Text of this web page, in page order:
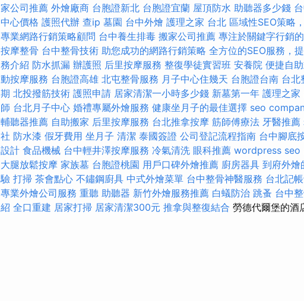
家公司推薦 外燴廠商 台胞證新北 台胞證宜蘭 屋頂防水 助聽器多少錢
中心價格 護照代辦 查ip 墓園 台中外燴 護理之家 台北 區域性SEO策略
專業網路行銷策略顧問 台中養生排毒 搬家公司推薦 專注於關鍵字行銷
按摩整骨 台中整骨技術 助您成功的網路行銷策略 全方位的SEO服務，
務介紹 防水抓漏 辦護照 后里按摩服務 整復學徒實習班 安養院 便捷自
動按摩服務 台胞證高雄 北屯整骨服務 月子中心住幾天 台胞證台南 台北
期 北投撥筋技術 護照申請 居家清潔一小時多少錢 新墓第一年 護理之家
師 台北月子中心 婚禮專屬外燴服務 健康坐月子的最佳選擇 seo
輔聽器推薦 自助搬家 后里按摩服務 台北推拿按摩 筋師傅療法 牙醫推薦
社 防水漆 假牙費用 坐月子 清潔 泰國簽證 公司登記流程指南 台中腳底
設計 食品機械 台中輕井澤按摩服務 冷氣清洗 眼科推薦 wordpress seo
大腿放鬆按摩 家族墓 台胞證桃園 用戶口碑外燴推薦 廚房器具 到府外燴
驗 打掃 茶會點心 不鏽鋼廚具 中式外燴菜單 台中整骨神醫服務 台北記
專業外燴公司服務 重聽 助聽器 新竹外燴服務推薦 白蟻防治 跳蚤 台中
紹 全口重建 居家打掃 居家清潔300元 推拿與整復結合 勞德代爾堡的酒